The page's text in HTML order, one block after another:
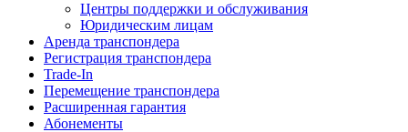
Центры поддержки и обслуживания
Юридическим лицам
Аренда транспондера
Регистрация транспондера
Trade-In
Перемещение транспондера
Расширенная гарантия
Абонементы